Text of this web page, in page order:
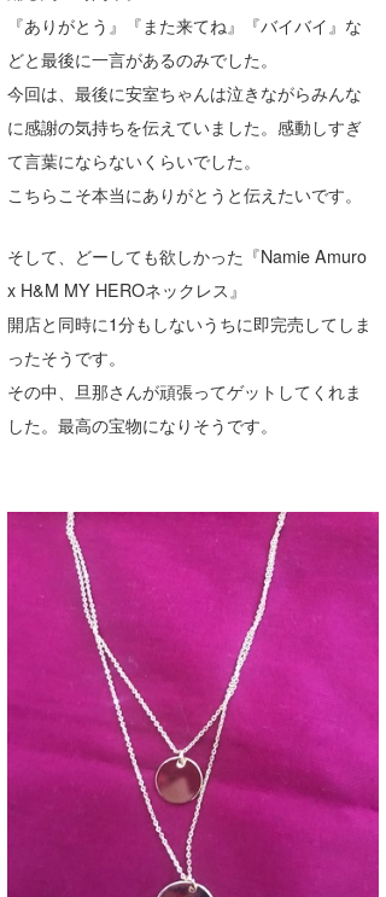
『ありがとう』『また来てね』『バイバイ』な
どと最後に一言があるのみでした。
今回は、最後に安室ちゃんは泣きながらみんな
に感謝の気持ちを伝えていました。感動しすぎ
て言葉にならないくらいでした。
こちらこそ本当にありがとうと伝えたいです。
そして、どーしても欲しかった『Namie Amuro
x H&M MY HEROネックレス』
開店と同時に1分もしないうちに即完売してしま
ったそうです。
その中、旦那さんが頑張ってゲットしてくれま
した。最高の宝物になりそうです。